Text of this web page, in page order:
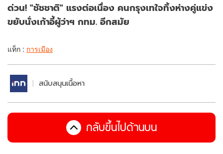
ด่วน! "ชัชชาติ" แรงต่อเนื่อง คนกรุงเทใจทิ้งห่างคู่แข่ง
ขยับนั่งเก้าอี้ผู้ว่าฯ กทม. อีกสมัย
แท็ก : การเมือง
สนับสนุนเนื้อหา
กลับขึ้นไปด้านบน